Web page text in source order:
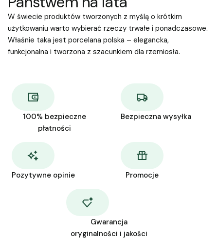
W świecie produktów tworzonych z myślą o krótkim
użytkowaniu warto wybierać rzeczy trwałe i ponadczasowe.
Właśnie taka jest porcelana polska – elegancka,
funkcjonalna i tworzona z szacunkiem dla rzemiosła.
100% bezpieczne
płatności
Bezpieczna wysyłka
Pozytywne opinie Promocje
Gwarancja
oryginalności i jakości